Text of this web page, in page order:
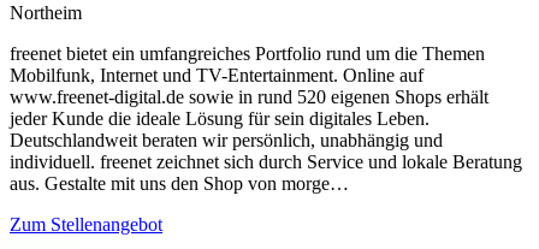
Northeim
freenet bietet ein umfangreiches Portfolio rund um die Themen
Mobilfunk, Internet und TV-Entertainment. Online auf
www.freenet-digital.de sowie in rund 520 eigenen Shops erhält
jeder Kunde die ideale Lösung für sein digitales Leben.
Deutschlandweit beraten wir persönlich, unabhängig und
individuell. freenet zeichnet sich durch Service und lokale Beratung
aus. Gestalte mit uns den Shop von morge…
Zum Stellenangebot